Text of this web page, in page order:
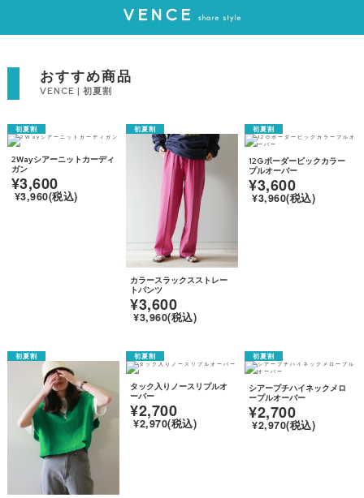
おすすめ商品
VENCE | 初夏割
2Wayシアーニットカーディ
ガン
¥3,600
¥3,960(税込)
カラースラックスストレー
トパンツ
¥3,600
¥3,960(税込)
12Gボーダービックカラー
プルオーバー
¥3,600
¥3,960(税込)
タック入りノースリプルオ
ーバー
¥2,700
¥2,970(税込)
シアープチハイネックメロ
ープルオーバー
¥2,700
¥2,970(税込)